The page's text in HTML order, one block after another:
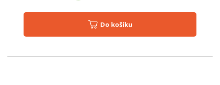
Do košíku